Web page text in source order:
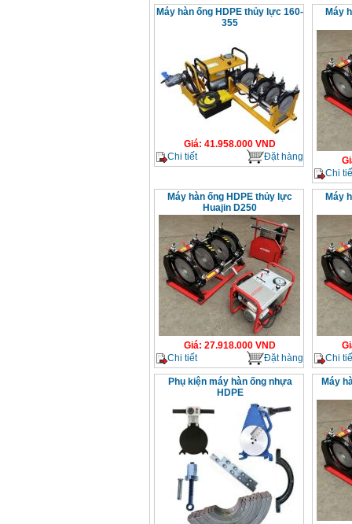
Máy hàn ống HDPE thủy lực 160-
355
Giá: 41.958.000 VND
Chi tiết
Đặt hàng
Máy
Chi
Máy hàn ống HDPE thủy lực
Huajin D250
Giá: 27.918.000 VND
Chi tiết
Đặt hàng
Máy
Chi
Phụ kiện máy hàn ống nhựa
HDPE
Máy